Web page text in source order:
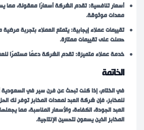
أسعار تنافسية: تقدم الشركة أسعارًا معقولة، مما
معدات موثوقة.
تقييمات عملاء إيجابية: يتمتع العملاء بتجربة
حصلت على تقييمات ممتازة.
خدمة عملاء متميزة: تقدم الشركة دعمًا مستمرًا
الخاتمة
في الختام، إذا كنت تبحث عن فرن سير في
للمخابز، فإن شركة العبد لمعدات المخابز توفر لك
العبد الجودة، الكفاءة، والأسعار المناسبة، مما
المخابز الذين يسعون لتحسين الإنتاجية.